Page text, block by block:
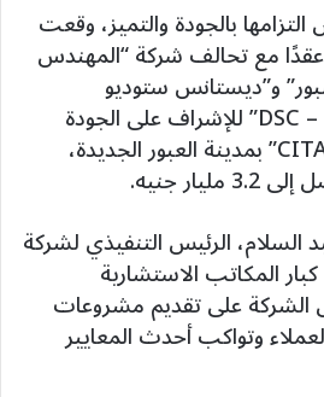
بالجودة والتميز، وقعت
عقدًا مع تحالف شركة “المهندس
و”ديستانس ستوديو
للاستشارات الهندسية – DSC” للإشراف على الجودة
وتصميم مشروع “CITALIA” بمدينة العبور الجديدة،
جنيه.
السلام، الرئيس التنفيذي لشركة
كبار المكاتب الاستشارية
على تقديم مشروعات
وتواكب أحدث المعايير